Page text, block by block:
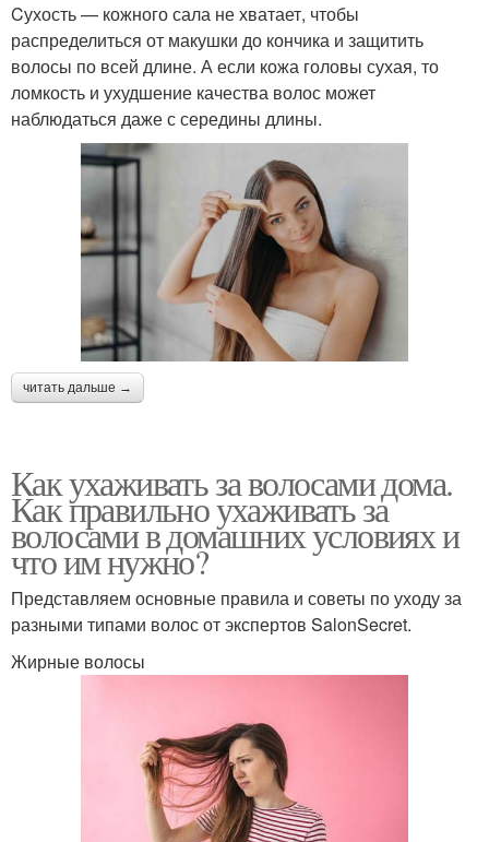
Cухость — кожного сала не хватает, чтобы
распределиться от макушки до кончика и защитить
волосы по всей длине. А если кожа головы сухая, то
ломкость и ухудшение качества волос может
наблюдаться даже с середины длины.
читать дальше →
Как ухаживать за волосами дома.
Как правильно ухаживать за
волосами в домашних условиях и
что им нужно?
Представляем основные правила и советы по уходу за
разными типами волос от экспертов SalonSecret.
Жирные волосы